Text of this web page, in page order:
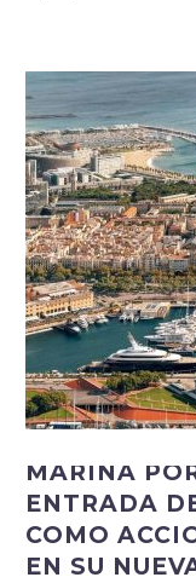
MARINA
ENTRADA
COMO
EN SU